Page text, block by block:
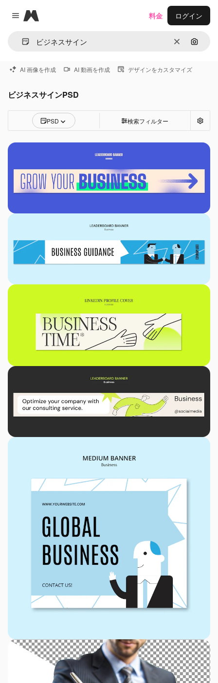
Close menu
Magnific
消去 画像で
料金 ログイン
AI 画像を作成 AI 動画を作成 デザインをカスタマイズ
ビジネスサインPSD
PSD 検索フィルター